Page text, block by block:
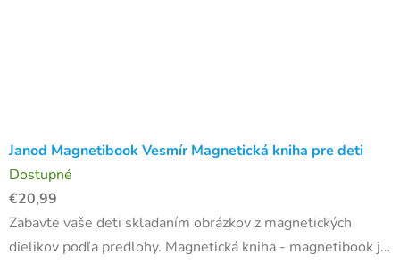
Janod Magnetibook Vesmír Magnetická kniha pre deti
Dostupné
€20,99
Zabavte vaše deti skladaním obrázkov z magnetických
dielikov podľa predlohy. Magnetická kniha - magnetibook je